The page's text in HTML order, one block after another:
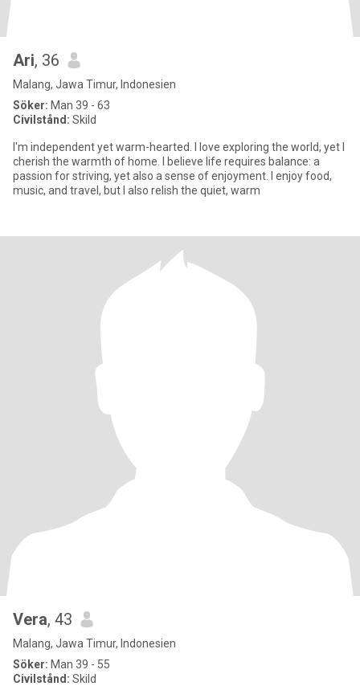
Ari, 36
Malang, Jawa Timur, Indonesien
Söker: Man 39 - 63
Civilstånd: Skild
I'm independent yet warm-hearted. I love exploring the world, yet I
cherish the warmth of home. I believe life requires balance: a
passion for striving, yet also a sense of enjoyment. I enjoy food,
music, and travel, but I also relish the quiet, warm
Vera, 43
Malang, Jawa Timur, Indonesien
Söker: Man 39 - 55
Civilstånd: Skild